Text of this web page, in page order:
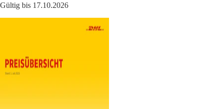
Gültig bis 17.10.2026